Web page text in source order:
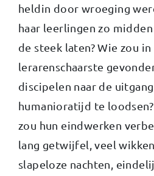
heldin door wroeging
haar leerlingen zo
de steek laten? Wie zou
lerarenschaarste
discipelen naar de
humanioratijd te
zou hun eindwerken
lang getwijfel, veel
slapeloze nachten,